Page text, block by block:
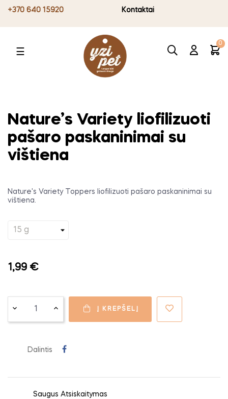
+370 640 15920 Kontaktai
Toggle
☰
0
Nature’s Variety liofilizuoti
pašaro paskaninimai su
vištiena
Nature's Variety Toppers liofilizuoti pašaro paskaninimai su
vištiena.
1,99 €
Į KREPŠELĮ
Dalintis
Saugus Atsiskaitymas